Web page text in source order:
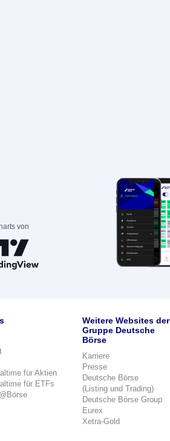
von
für Aktien
für ETFs
Weitere Websites der
Gruppe Deutsche
Börse
Karriere
Presse
Deutsche Börse
(Listing und Trading)
Deutsche Börse Group
Eurex
Xetra-Gold